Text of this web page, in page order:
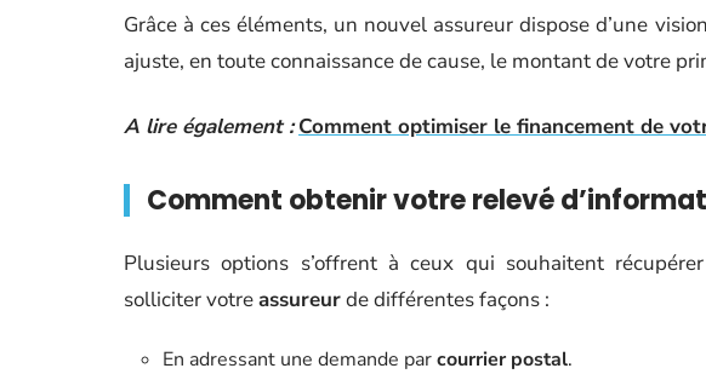
Grâce à ces éléments, un nouvel assureur dispose d’une
ajuste, en toute connaissance de cause, le montant de votre
A lire également : Comment optimiser le financement de
Comment obtenir votre relevé
Plusieurs options s’offrent à ceux qui souhaitent
solliciter votreassureurde différentes façons :
En adressant une demande parcourrier postal.